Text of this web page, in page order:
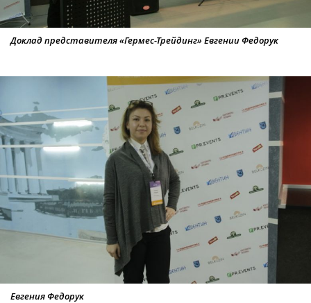
Доклад представителя «Гермес-Трейдинг» Евгении Федорук
Евгения Федорук